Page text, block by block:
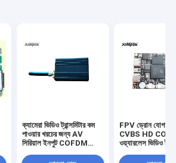
ক্যামেরা ভিডিও ট্রান্সমিটার কম
পাওয়ার খরচের জন্য AV
সিরিয়াল ইনপুট COFDM
FPV ড্রোন
CVBS HD
ওয়্যারলেস ভিডিও